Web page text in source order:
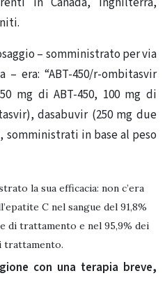
– somministrato per via
era: “ABT-450/r-ombitasvir
mg di ABT-450, 100 mg di
dasabuvir (250 mg due
in base al peso
la sua efficacia: non c’era
C nel sangue del 91,8%
di trattamento e nel 95,9% dei
trattamento.
con una terapia breve,